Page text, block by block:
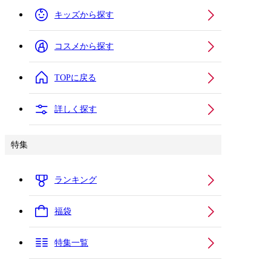
キッズから探す
コスメから探す
TOPに戻る
詳しく探す
特集
ランキング
福袋
特集一覧